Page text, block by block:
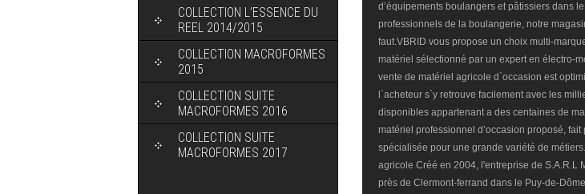
COLLECTION L’ESSENCE DU
REEL 2014/2015
COLLECTION MACROFORMES
2015
COLLECTION SUITE
MACROFORMES 2016
COLLECTION SUITE
MACROFORMES 2017
d’équipements boulangers et pâtissiers dans
professionnels de la boulangerie, notre
faut.VBRID vous propose un choix multi-
matériel sélectionné par un expert en électro-
vente de matériel agricole d`occasion est
l`acheteur s`y retrouve facilement avec les
disponibles appartenant a des centaines de
matériel professionnel d’occasion proposé, fait
spécialisée pour une grande variété de
agricole Créé en 2004, l'entreprise de S.A.R.L
près de Clermont-ferrand dans le Puy-de-